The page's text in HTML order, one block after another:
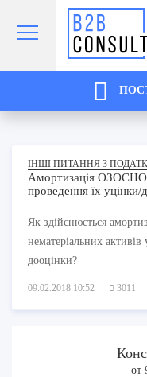
ІНШІ ПИТАННЯ З
Амортизація ОЗОСНО
проведення їх уцінки/
Як здійснюється
нематеріальних
дооцінки?
09.02.2018 10:52 3011
от